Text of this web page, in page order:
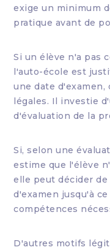
exige un minimum
pratique avant de
Si un élève n'a pas
l'auto-école est
une date
légales. Il investie
d'évaluation de la
Si, selon une
estime que l'élève
elle peut décider
d'examen jusqu'à
compétences
D'autres motifs